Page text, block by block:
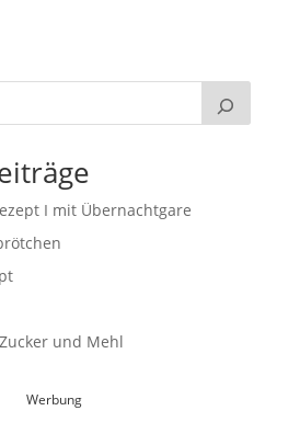
I mit Übernachtgare
und Mehl
Werbung